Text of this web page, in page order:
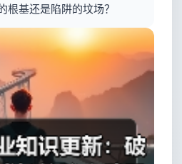
根基还是陷阱的坟场？